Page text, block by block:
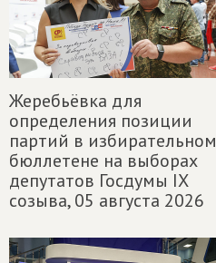
Жеребьёвка для
определения позиции
партий в избирательном
бюллетене на выборах
депутатов Госдумы IX
созыва,05 августа 2026